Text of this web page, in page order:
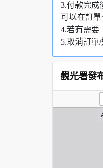
3.付款完成
可以在訂
4.若有需要
5.取消訂單
觀光署發